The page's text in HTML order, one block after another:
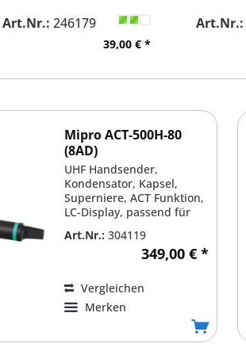
Art.Nr.: 246179
39,00 € *
Art.Nr.:
Mipro ACT-500H-80
(8AD)
UHF Handsender,
Kondensator, Kapsel,
Superniere, ACT Funktion,
LC-Display, passend für
Art.Nr.: 304119
349,00 € *
Vergleichen
Merken